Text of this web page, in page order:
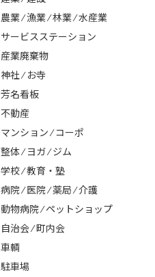
農業 ⁄ 漁業 ⁄ 林業 ⁄ 水産業
サービスステーション
産業廃棄物
神社 ⁄ お寺
芳名看板
不動産
マンション ⁄ コーポ
整体 ⁄ ヨガ ⁄ ジム
学校 ⁄ 教育・塾
病院 ⁄ 医院 ⁄ 薬局 ⁄ 介護
動物病院 ⁄ ペットショップ
自治会 ⁄ 町内会
車輌
駐車場